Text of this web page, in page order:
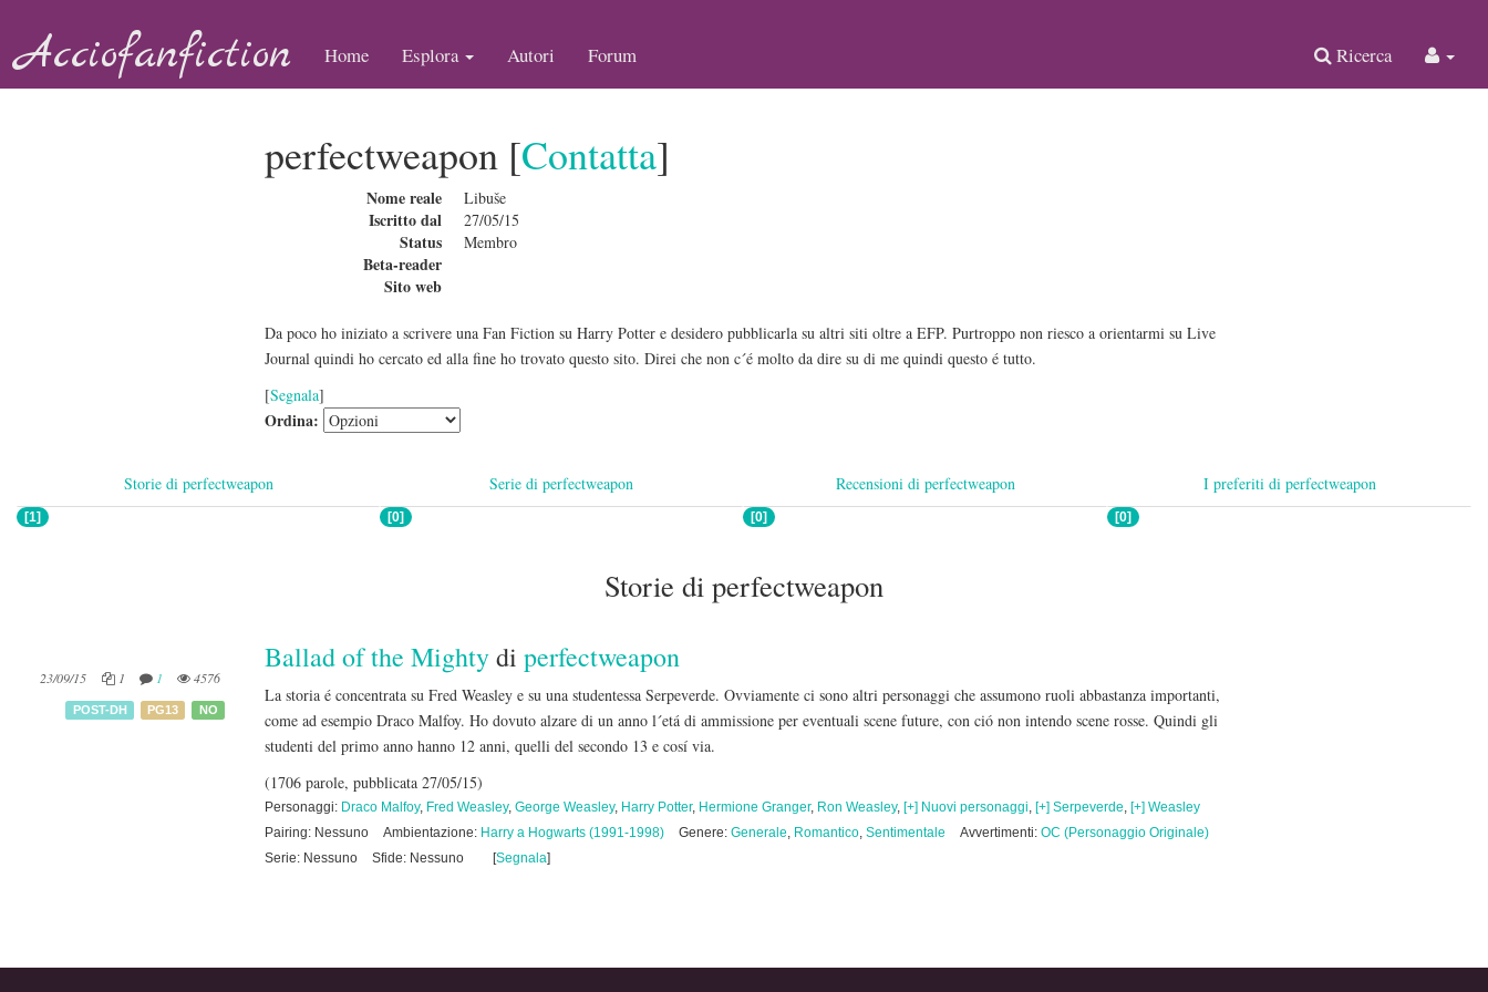
Acciofanfiction Home Esplora Autori Forum Ricerca
perfectweapon [Contatta]
Nome reale Libuše
Iscritto dal 27/05/15
Status Membro
Beta-reader
Sito web
Da poco ho iniziato a scrivere una Fan Fiction su Harry Potter e desidero pubblicarla su altri siti oltre a EFP. Purtroppo non riesco a orientarmi su Live
Journal quindi ho cercato ed alla fine ho trovato questo sito. Direi che non c´é molto da dire su di me quindi questo é tutto.
[Segnala]
Ordina:
Storie di perfectweapon
[1]
Serie di perfectweapon
[0]
Recensioni di perfectweapon
[0]
I preferiti di perfectweapon
[0]
Storie di perfectweapon
23/09/15 1 1 4576
POST-DH PG13 NO
Ballad of the Mightydi perfectweapon
La storia é concentrata su Fred Weasley e su una studentessa Serpeverde. Ovviamente ci sono altri personaggi che assumono ruoli abbastanza importanti,
come ad esempio Draco Malfoy. Ho dovuto alzare di un anno l´etá di ammissione per eventuali scene future, con ció non intendo scene rosse. Quindi gli
studenti del primo anno hanno 12 anni, quelli del secondo 13 e cosí via.
(1706 parole, pubblicata 27/05/15)
Personaggi: Draco Malfoy, Fred Weasley, George Weasley, Harry Potter, Hermione Granger, Ron Weasley, [+] Nuovi personaggi, [+] Serpeverde, [+] Weasley
Pairing: Nessuno
Ambientazione: Harry a Hogwarts (1991-1998) Genere: Generale, Romantico, Sentimentale Avvertimenti: OC (Personaggio Originale)
Serie: Nessuno
Sfide: Nessuno [Segnala]